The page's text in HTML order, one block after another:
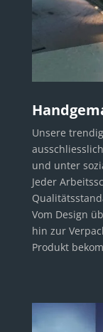
Unsere
und unter
Jeder
Vom Design
hin zur
Produkt